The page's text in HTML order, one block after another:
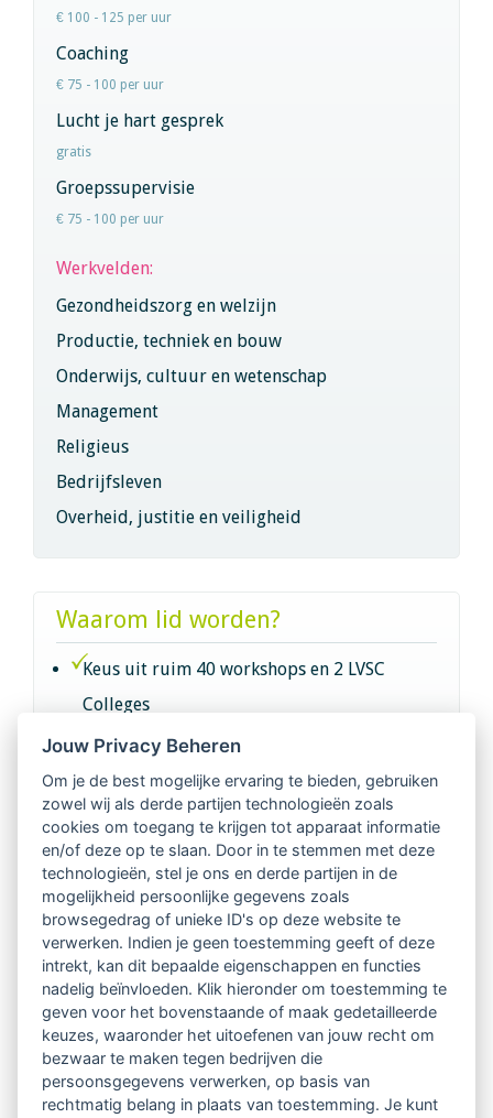
€ 100 - 125 per uur
Coaching
€ 75 - 100 per uur
Lucht je hart gesprek
gratis
Groepssupervisie
€ 75 - 100 per uur
Werkvelden:
Gezondheidszorg en welzijn
Productie, techniek en bouw
Onderwijs, cultuur en wetenschap
Management
Religieus
Bedrijfsleven
Overheid, justitie en veiligheid
Waarom lid worden?
Keus uit ruim 40 workshops en 2 LVSC
Colleges
Intervisie met geregistreerde vakgenoten
Netwerk van 2100 professionals in 14
regio's
Vindbaar voor opdrachtgevers
Tijdschrift voor
Begeleidingskunde & kennisbank
Beroepsregistratie (LVSC keurmerk)
Lid worden van LVSC
Jouw Privacy Beheren
Om je de best mogelijke ervaring te bieden, gebruiken
zowel wij als derde partijen technologieën zoals
cookies om toegang te krijgen tot apparaat informatie
en/of deze op te slaan. Door in te stemmen met deze
technologieën, stel je ons en derde partijen in de
mogelijkheid persoonlijke gegevens zoals
browsegedrag of unieke ID's op deze website te
verwerken. Indien je geen toestemming geeft of deze
intrekt, kan dit bepaalde eigenschappen en functies
nadelig beïnvloeden. Klik hieronder om toestemming te
geven voor het bovenstaande of maak gedetailleerde
keuzes, waaronder het uitoefenen van jouw recht om
bezwaar te maken tegen bedrijven die
persoonsgegevens verwerken, op basis van
rechtmatig belang in plaats van toestemming. Je kunt